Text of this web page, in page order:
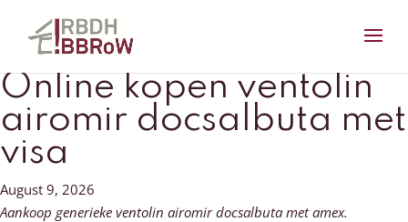
Online kopen ventolin
airomir docsalbuta met
visa
August 9, 2026
Aankoop generieke ventolin airomir docsalbuta met amex.